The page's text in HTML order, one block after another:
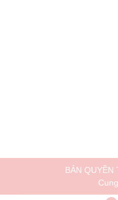
BẢN QUYỀN